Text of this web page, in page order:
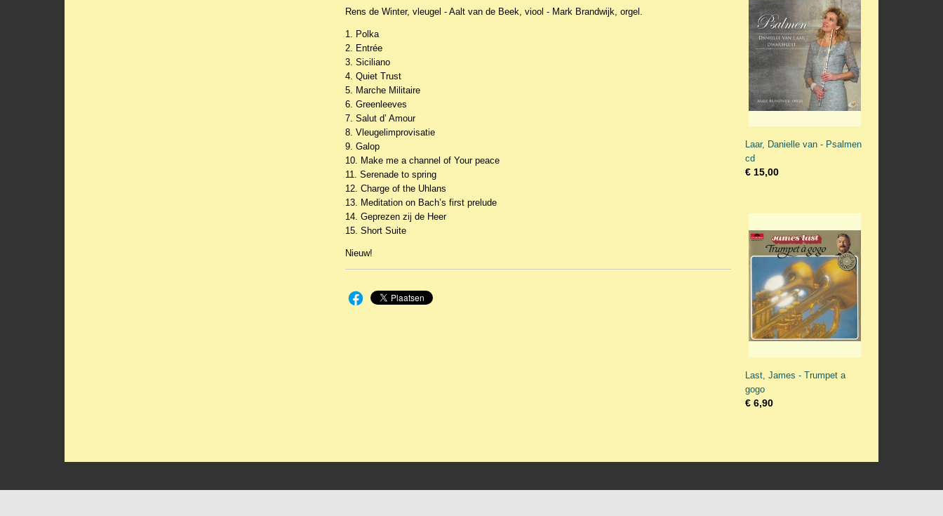
Rens de Winter, vleugel - Aalt van de Beek, viool - Mark Brandwijk, orgel.
1. Polka
2. Entrée
3. Siciliano
4. Quiet Trust
5. Marche Militaire
6. Greenleeves
7. Salut d’ Amour
8. Vleugelimprovisatie
9. Galop
10. Make me a channel of Your peace
11. Serenade to spring
12. Charge of the Uhlans
13. Meditation on Bach’s first prelude
14. Geprezen zij de Heer
15. Short Suite
Nieuw!
Laar, Danielle van - Psalmen
cd
€ 15,00
Last, James - Trumpet a
gogo
€ 6,90